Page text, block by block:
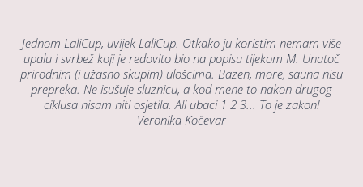
Jednom LaliCup, uvijek LaliCup. Otkako ju koristim nemam više
upalu i svrbež koji je redovito bio na popisu tijekom M. Unatoč
prirodnim (i užasno skupim) ulošcima. Bazen, more, sauna nisu
prepreka. Ne isušuje sluznicu, a kod mene to nakon drugog
ciklusa nisam niti osjetila. Ali ubaci 1 2 3... To je zakon!
Veronika Kočevar